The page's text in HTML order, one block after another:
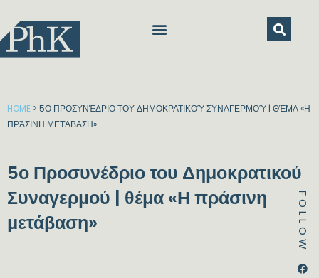
content
FOLLOW
HOME > 5Ο ΠΡΟΣΥΝΈΔΡΙΟ ΤΟΥ ΔΗΜΟΚΡΑΤΙΚΟΎ ΣΥΝΑΓΕΡΜΟΎ | ΘΈΜΑ «Η
ΠΡΆΣΙΝΗ ΜΕΤΆΒΑΣΗ»
5ο Προσυνέδριο του Δημοκρατικού
Συναγερμού | θέμα «Η πράσινη
μετάβαση»